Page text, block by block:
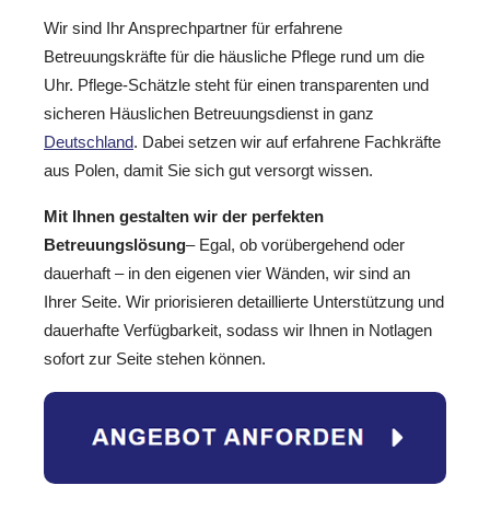
Wir sind Ihr Ansprechpartner für erfahrene
Betreuungskräfte für die häusliche Pflege rund um die
Uhr. Pflege-Schätzle steht für einen transparenten und
sicheren Häuslichen Betreuungsdienst in ganz
Deutschland. Dabei setzen wir auf erfahrene Fachkräfte
aus Polen, damit Sie sich gut versorgt wissen.
Mit Ihnen gestalten wir der perfekten
Betreuungslösung– Egal, ob vorübergehend oder
dauerhaft – in den eigenen vier Wänden, wir sind an
Ihrer Seite. Wir priorisieren detaillierte Unterstützung und
dauerhafte Verfügbarkeit, sodass wir Ihnen in Notlagen
sofort zur Seite stehen können.